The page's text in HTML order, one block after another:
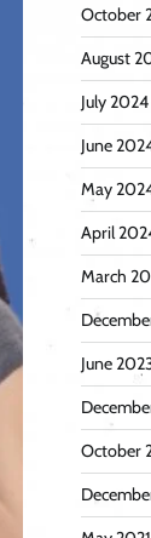
October
August
July 2024
June
May
April
March
June
October